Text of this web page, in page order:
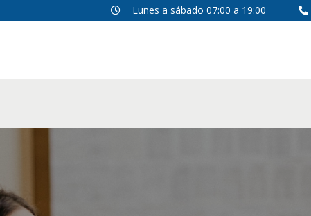
Lunes a sábado 07:00 a 19:00
CURSOS DE IDIOMAS
ACERCA DE HTL